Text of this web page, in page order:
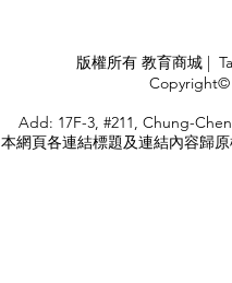
版權所有 教育商城 |
Copyright©
Add: 17F-3, #211, Chung-
本網頁各連結標題及連結內容歸